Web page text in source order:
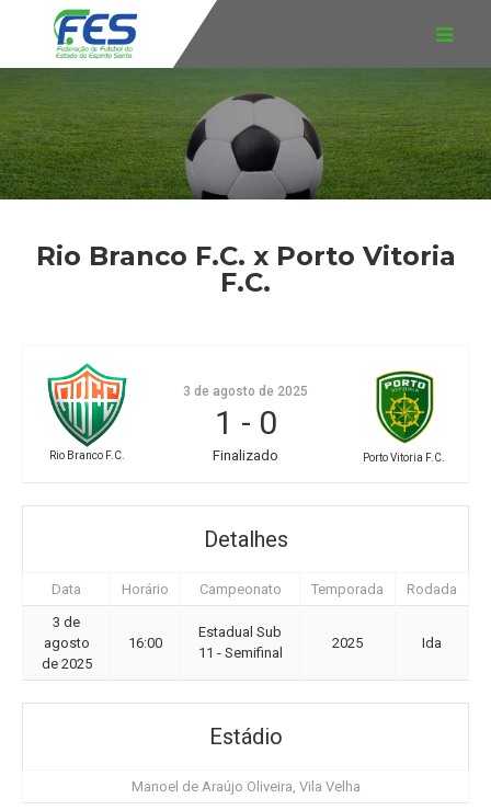
Rio Branco F.C. x Porto Vitoria
F.C.
Rio Branco F.C. Porto Vitoria F.C.
3 de agosto de 2025
1 - 0
Finalizado
Detalhes
Data Horário Campeonato Temporada
Rodada
3 de
agosto
de 2025
16:00
Estadual Sub
11 - Semifinal
2025 Ida
Estádio
Manoel de Araújo Oliveira, Vila Velha